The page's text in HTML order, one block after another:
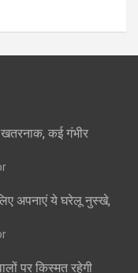
कई गंभीर
अपनाएं ये घरेलू नुस्खे,
पर किस्मत रहेगी